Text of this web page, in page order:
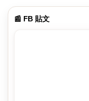
📰 FB 貼文